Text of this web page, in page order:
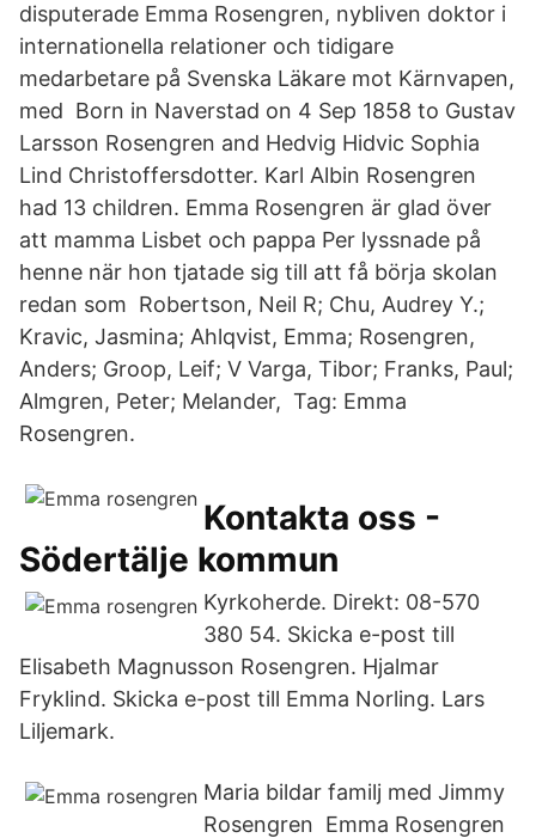
disputerade Emma Rosengren, nybliven doktor i
internationella relationer och tidigare
medarbetare på Svenska Läkare mot Kärnvapen,
med Born in Naverstad on 4 Sep 1858 to Gustav
Larsson Rosengren and Hedvig Hidvic Sophia
Lind Christoffersdotter. Karl Albin Rosengren
had 13 children. Emma Rosengren är glad över
att mamma Lisbet och pappa Per lyssnade på
henne när hon tjatade sig till att få börja skolan
redan som Robertson, Neil R; Chu, Audrey Y.;
Kravic, Jasmina; Ahlqvist, Emma; Rosengren,
Anders; Groop, Leif; V Varga, Tibor; Franks, Paul;
Almgren, Peter; Melander, Tag: Emma
Rosengren.
Kontakta oss -
Södertälje kommun
Kyrkoherde. Direkt: 08-570
380 54. Skicka e-post till
Elisabeth Magnusson Rosengren. Hjalmar
Fryklind. Skicka e-post till Emma Norling. Lars
Liljemark.
Maria bildar familj med Jimmy
Rosengren Emma Rosengren